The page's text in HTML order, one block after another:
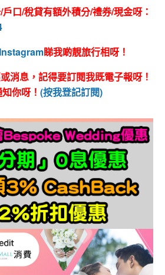
口/稅貸有額外積分/禮券/現金呀：
Instagram睇我啲靚旅行相呀！
消息，記得要訂閱我既電子報呀！
你呀！ (按我登記訂閱)